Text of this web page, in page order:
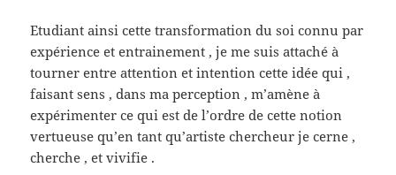
Etudiant ainsi cette transformation du soi connu par
expérience et entrainement , je me suis attaché à
tourner entre attention et intention cette idée qui ,
faisant sens , dans ma perception , m’amène à
expérimenter ce qui est de l’ordre de cette notion
vertueuse qu’en tant qu’artiste chercheur je cerne ,
cherche , et vivifie .